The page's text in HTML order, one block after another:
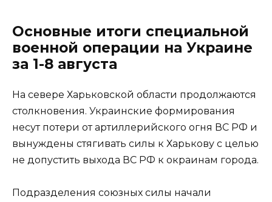
Основные итоги специальной
военной операции на Украине
за 1-8 августа
На севере Харьковской области продолжаются
столкновения. Украинские формирования
несут потери от артиллерийского огня ВС РФ и
вынуждены стягивать силы к Харькову с целью
не допустить выхода ВС РФ к окраинам города.
Подразделения союзных силы начали